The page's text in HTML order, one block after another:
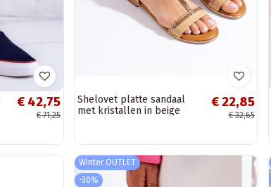
€ 42,75
€ 71,25
Shelovet platte sandaal
met kristallen in beige
€ 22,85
€ 32,65
Winter OUTLET
-30%